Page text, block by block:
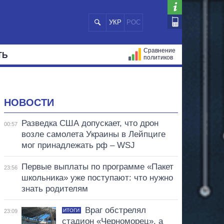
УКР РОС
Сравнение
политиков
НОВОСТИ
00:57
Разведка США допускает, что дрон
возле самолета Украины в Лейпциге
мог принадлежать рф – WSJ
23:56
Первые выплаты по программе «Пакет
школьника» уже поступают: что нужно
знать родителям
23:09 ИТОГИ
Враг обстрелял
стадион «Черноморец», а